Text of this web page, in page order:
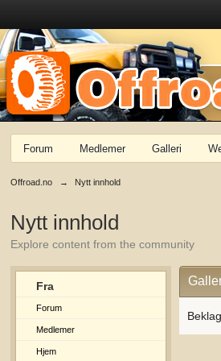
Forum Medlemer Galleri
Offroad.no → Nytt innhold
Nytt innhold
Explore content from the community
Fra
Forum
Medlemer
Hjem